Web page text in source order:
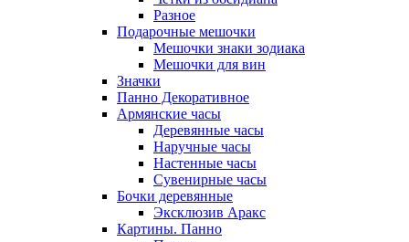
Разное
Подарочные мешочки
Мешочки знаки зодиака
Мешочки для вин
Значки
Панно Декоративное
Армянские часы
Деревянные часы
Наручные часы
Настенные часы
Сувенирные часы
Бочки деревянные
Эксклюзив Аракс
Картины. Панно